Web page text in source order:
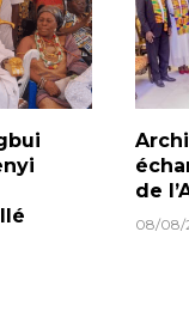
de
08/08/